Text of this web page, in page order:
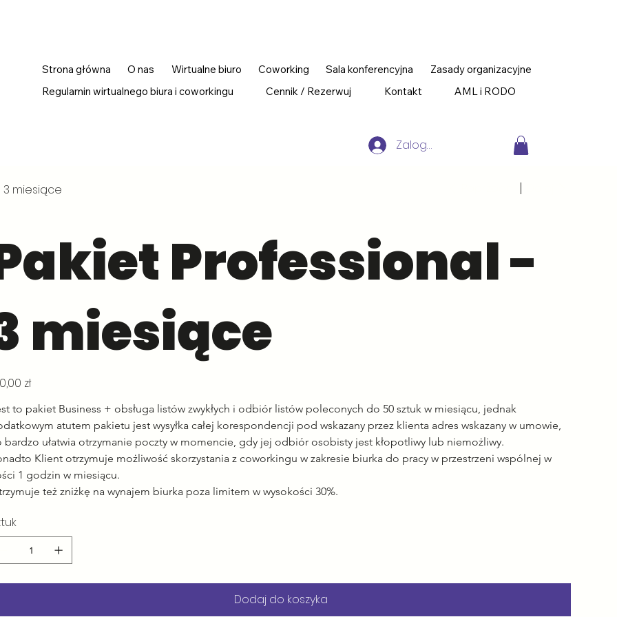
Strona główna O nas Wirtualne biuro Coworking Sala konferencyjna
Zasady organizacyjne
Regulamin wirtualnego biura i coworkingu
Cennik / Rezerwuj Kontakt AML i RODO
Zaloguj
3 miesiące
Professional -
miesiące
zł
to pakiet Business + obsługa listów zwykłych i odbiór listów poleconych do 50 sztuk w miesiącu, jednak
atutem pakietu jest wysyłka całej korespondencji pod wskazany przez klienta adres wskazany w umowie,
bardzo ułatwia otrzymanie poczty w momencie, gdy jej odbiór osobisty jest kłopotliwy lub niemożliwy.
Klient otrzymuje możliwość skorzystania z coworkingu w zakresie biurka do pracy w przestrzeni wspólnej w
1 godzin w miesiącu.
też zniżkę na wynajem biurka poza limitem w wysokości 30%.
Dodaj do koszyka